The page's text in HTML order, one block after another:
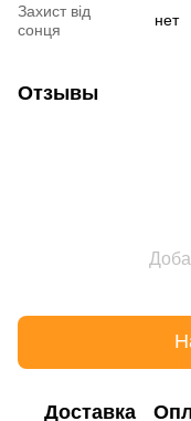
Захист від
сонця
нет
Отзывы
Доставка